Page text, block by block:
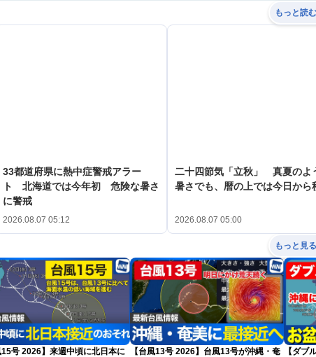
もっと読む
33都道府県に熱中症警戒アラー
ト 北海道では今年初 危険な暑さ
に警戒
2026.08.07 05:12
二十四節気「立秋」 真夏のよ
暑さでも、暦の上では今日から
2026.08.07 05:00
もっと見る
15号 2026】来週中頃に北日本に
【台風13号 2026】台風13号が沖縄・奄
【ダブル